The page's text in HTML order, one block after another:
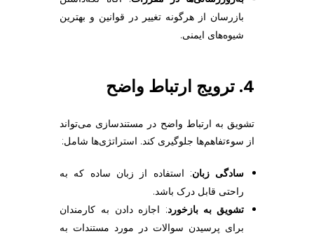
بازرسان از هرگونه تغییر در قوانین و بهترین
شیوه‌های ایمنی.
4. ترویج ارتباط واضح
تشویق به ارتباط واضح در مستندسازی می‌تواند
از سوءتفاهم‌ها جلوگیری کند. استراتژی‌ها شامل:
سادگی زبان: استفاده از زبان ساده که به
راحتی قابل درک باشد.
تشویق به بازخورد: اجازه دادن به کارمندان
برای پرسیدن سوالات در مورد مستندات به